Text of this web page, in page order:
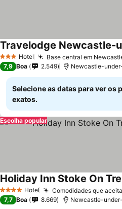
3 EstrelasHotel Base central em
Travelodge Newcastle-
7,9 Boa 2.549 Newcastle-
Selecione as datas para ver os
exatos.
Escolha popular
4 EstrelasHotel Comodidades que
Holiday Inn Stoke On
7,7 Boa 8.669 Newcastle-